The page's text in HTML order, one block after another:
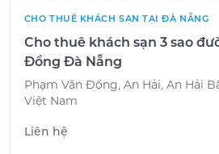
CHO THUÊ KHÁCH SẠN TẠI ĐÀ NẴNG
Cho thuê khách sạn 3 sao
Đồng Đà Nẵng
Phạm Văn Đồng, An Hải, An Hải
Việt Nam
Liên hệ